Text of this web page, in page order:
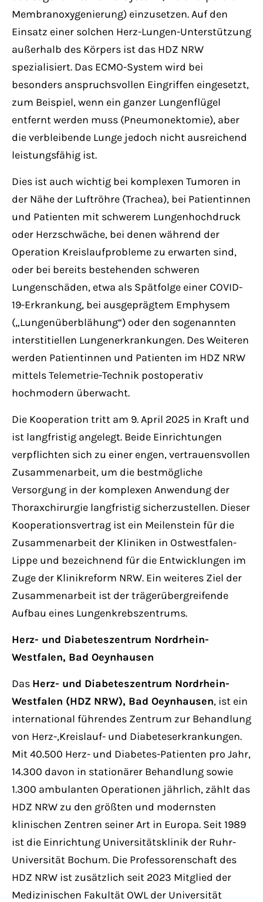
Membranoxygenierung) einzusetzen. Auf den
Einsatz einer solchen Herz-Lungen-Unterstützung
außerhalb des Körpers ist das HDZ NRW
spezialisiert. Das ECMO-System wird bei
besonders anspruchsvollen Eingriffen eingesetzt,
zum Beispiel, wenn ein ganzer Lungenflügel
entfernt werden muss (Pneumonektomie), aber
die verbleibende Lunge jedoch nicht ausreichend
leistungsfähig ist.
Dies ist auch wichtig bei komplexen Tumoren in
der Nähe der Luftröhre (Trachea), bei Patientinnen
und Patienten mit schwerem Lungenhochdruck
oder Herzschwäche, bei denen während der
Operation Kreislaufprobleme zu erwarten sind,
oder bei bereits bestehenden schweren
Lungenschäden, etwa als Spätfolge einer COVID-
19-Erkrankung, bei ausgeprägtem Emphysem
(„Lungenüberblähung“) oder den sogenannten
interstitiellen Lungenerkrankungen. Des Weiteren
werden Patientinnen und Patienten im HDZ NRW
mittels Telemetrie-Technik postoperativ
hochmodern überwacht.
Die Kooperation tritt am 9. April 2025 in Kraft und
ist langfristig angelegt. Beide Einrichtungen
verpflichten sich zu einer engen, vertrauensvollen
Zusammenarbeit, um die bestmögliche
Versorgung in der komplexen Anwendung der
Thoraxchirurgie langfristig sicherzustellen. Dieser
Kooperationsvertrag ist ein Meilenstein für die
Zusammenarbeit der Kliniken in Ostwestfalen-
Lippe und bezeichnend für die Entwicklungen im
Zuge der Klinikreform NRW. Ein weiteres Ziel der
Zusammenarbeit ist der trägerübergreifende
Aufbau eines Lungenkrebszentrums.
Herz- und Diabeteszentrum Nordrhein-
Westfalen, Bad Oeynhausen
Das Herz- und Diabeteszentrum Nordrhein-
Westfalen (HDZ NRW), Bad Oeynhausen, ist ein
international führendes Zentrum zur Behandlung
von Herz-,Kreislauf- und Diabeteserkrankungen.
Mit 40.500 Herz- und Diabetes-Patienten pro Jahr,
14.300 davon in stationärer Behandlung sowie
1.300 ambulanten Operationen jährlich, zählt das
HDZ NRW zu den größten und modernsten
klinischen Zentren seiner Art in Europa. Seit 1989
ist die Einrichtung Universitätsklinik der Ruhr-
Universität Bochum. Die Professorenschaft des
HDZ NRW ist zusätzlich seit 2023 Mitglied der
Medizinischen Fakultät OWL der Universität